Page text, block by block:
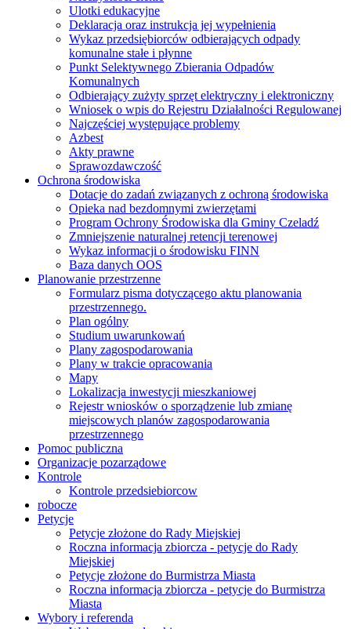
Ulotki edukacyjne
Deklaracja oraz instrukcja jej wypełnienia
Wykaz przedsiębiorców odbierających odpady
komunalne stałe i płynne
Punkt Selektywnego Zbierania Odpadów
Komunalnych
Odbierający zużyty sprzęt elektryczny i elektroniczny
Wniosek o wpis do Rejestru Działalności Regulowanej
Najczęściej występujące problemy
Azbest
Akty prawne
Sprawozdawczość
Ochrona środowiska
Dotacje do zadań związanych z ochroną środowiska
Opieka nad bezdomnymi zwierzętami
Program Ochrony Środowiska dla Gminy Czeladź
Zmniejszenie naturalnej retencji terenowej
Wykaz informacji o środowisku FINN
Baza danych OOS
Planowanie przestrzenne
Formularz pisma dotyczącego aktu planowania
przestrzennego.
Plan ogólny
Studium uwarunkowań
Plany zagospodarowania
Plany w trakcie opracowania
Mapy
Lokalizacja inwestycji mieszkaniowej
Rejestr wniosków o sporządzenie lub zmianę
miejscowych planów zagospodarowania
przestrzennego
Pomoc publiczna
Organizacje pozarządowe
Kontrole
Kontrole przedsiebiorcow
robocze
Petycje
Petycje złożone do Rady Miejskiej
Roczna informacja zbiorcza - petycje do Rady
Miejskiej
Petycje złożone do Burmistrza Miasta
Roczna informacja zbiorcza - petycje do Burmistrza
Miasta
Wybory i referenda